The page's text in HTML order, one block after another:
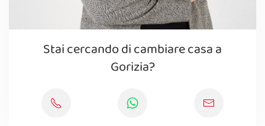
Stai cercando di cambiare casa a
Gorizia?